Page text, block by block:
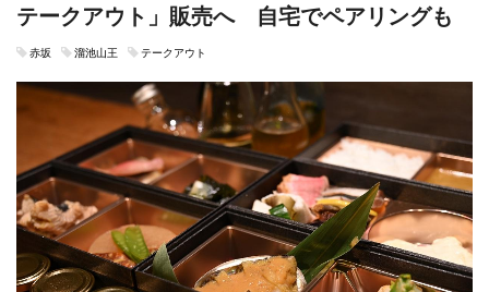
テークアウト」販売へ 自宅でペアリングも
赤坂 溜池山王 テークアウト